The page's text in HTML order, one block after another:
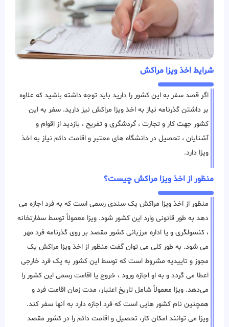
شرایط اخذ ویزا مراکش
اگر قصد سفر به این کشور را دارید باید توجه داشته باشید که علاوه
بر داشتن گذرنامه نیاز به اخذ ویزا مراکش نیز دارید. سفر به این
کشور جهت کار و تجارت ، گردشگری و تفریح ، بازدید از اقوام و
آشنایان ، تحصیل در دانشگاه های معتبر و اقامت دائم نیاز به اخذ
ویزا دارد.
منظور از اخذ ویزا مراکش چیست؟
منظور از اخذ ویزا مراکش یک سندی رسمی است که به فرد اجازه می
دهد به طور قانونی وارد این کشور شود. ویزا معمولاً توسط سفارتخانه
، کنسولگری و یا اداره مرزبانی کشور مقصد بر روی گذرنامه فرد مهر
می شود. به طور کلی می توان گفت منظور از اخذ ویزا مراکش یک
مجوز و تاییدیه مشروط است که توسط این کشور به یک فرد خارجی
اعطا می ‌گردد و به او اجازه ورود ، خروج یا اقامت رسمی این کشور را
می‌دهد. ویزا معمولاً شامل تاریخ اعتبار، مدت زمان اقامت فرد و
همچنین نام کشور هایی است که فرد اجازه دارد به آنها سفر کند.
ویزا می توانند امکان کار، تحصیل و اقامت دائم را در کشور مقصد